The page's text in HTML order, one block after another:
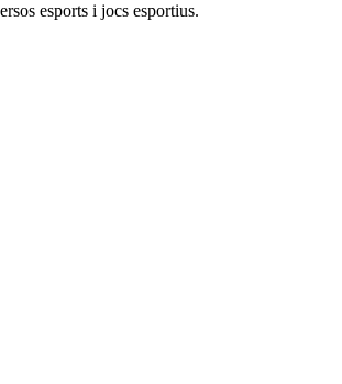
esports i jocs esportius.